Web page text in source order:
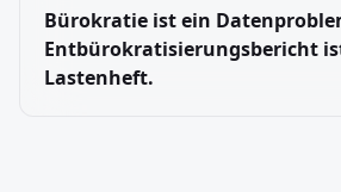
Bürokratie ist ein
Entbürokratisierungsbericht
Lastenheft.